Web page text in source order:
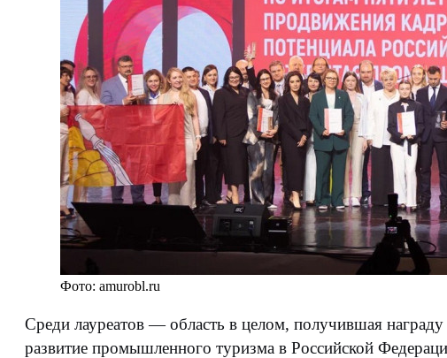
Фото: amurobl.ru
Среди лауреатов — область в целом, получившая награду
развитие промышленного туризма в Российской